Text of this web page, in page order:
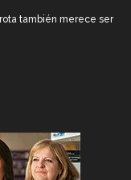
también merece ser